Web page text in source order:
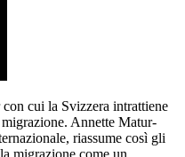
cui la Svizzera intrattiene
Annette Matur-
riassume così gli
migrazione come un